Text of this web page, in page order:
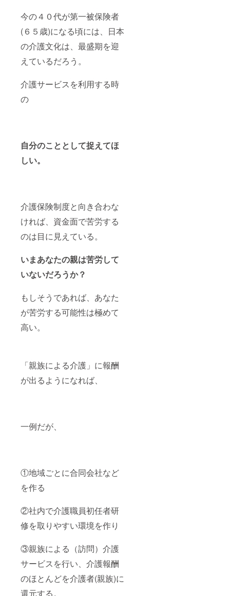
今の４０代が第一被保険者
(６５歳)になる頃には、日本
の介護文化は、最盛期を迎
えているだろう。
介護サービスを利用する時
の
自分のこととして捉えてほ
しい。
介護保険制度と向き合わな
ければ、資金面で苦労する
のは目に見えている。
いまあなたの親は苦労して
いないだろうか？
もしそうであれば、あなた
が苦労する可能性は極めて
高い。
「親族による介護」に報酬
が出るようになれば、
一例だが、
①地域ごとに合同会社など
を作る
②社内で介護職員初任者研
修を取りやすい環境を作り
③親族による（訪問）介護
サービスを行い、介護報酬
のほとんどを介護者(親族)に
還元する。